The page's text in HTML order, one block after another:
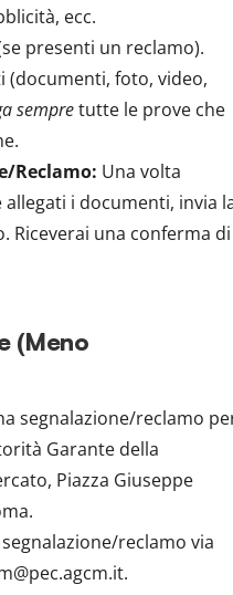
ecc.
presenti un reclamo).
(documenti, foto, video,
sempretutte le prove che
Reclamo: Una volta
i documenti, invia
Riceverai una conferma di
(Meno
segnalazione/reclamo
Garante della
Piazza Giuseppe
reclamo via